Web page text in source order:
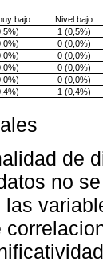
bajo
Nivel bajo
1 (0,5%)
0 (0,0%)
0 (0,0%)
0 (0,0%)
0 (0,0%)
1 (0,4%)
de
no
las